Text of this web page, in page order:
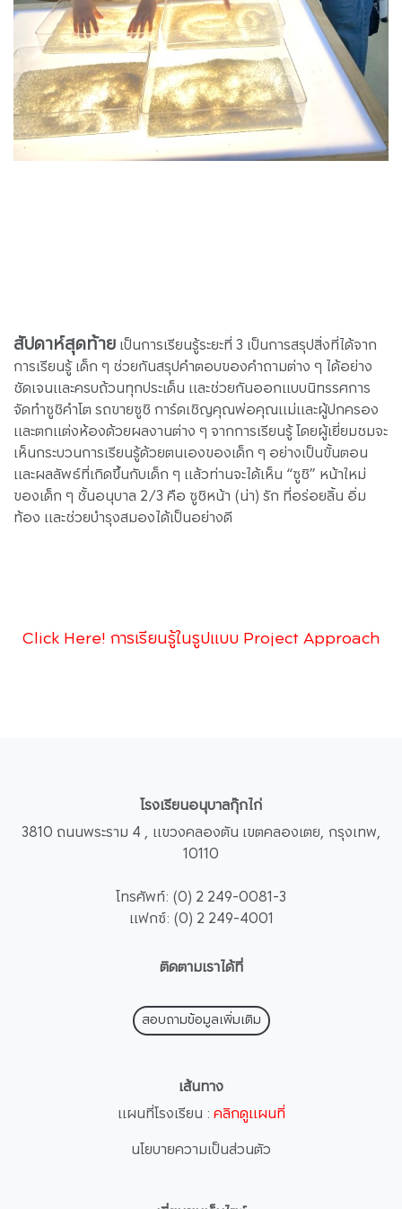
สัปดาห์สุดท้ายเป็นการเรียนรู้ระยะที่ 3 เป็นการสรุปสิ่งที่ได้จาก
การเรียนรู้ เด็ก ๆ ช่วยกันสรุปคำตอบของคำถามต่าง ๆ ได้อย่าง
ชัดเจนและครบถ้วนทุกประเด็น และช่วยกันออกแบบนิทรรศการ
จัดทำซูชิคำโต รถขายซูชิ การ์ดเชิญคุณพ่อคุณแม่และผู้ปกครอง
และตกแต่งห้องด้วยผลงานต่าง ๆ จากการเรียนรู้ โดยผู้เยี่ยมชมจะ
เห็นกระบวนการเรียนรู้ด้วยตนเองของเด็ก ๆ อย่างเป็นขั้นตอน
และผลลัพธ์ที่เกิดขึ้นกับเด็ก ๆ แล้วท่านจะได้เห็น “ซูชิ” หน้าใหม่
ของเด็ก ๆ ชั้นอนุบาล 2/3 คือ ซูชิหน้า (น่า) รัก ที่อร่อยลิ้น อิ่ม
ท้อง และช่วยบำรุงสมองได้เป็นอย่างดี
Click Here! การเรียนรู้ในรูปแบบ Project Approach
โรงเรียนอนุบาลกุ๊กไก่
3810 ถนนพระราม 4 , แขวงคลองตัน เขตคลองเตย, กรุงเทพ,
10110
โทรศัพท์: (0) 2 249-0081-3
แฟกซ์: (0) 2 249-4001
ติดตามเราได้ที่
สอบถามข้อมูลเพิ่มเติม
เส้นทาง
แผนที่โรงเรียน :คลิกดูแผนที่
นโยบายความเป็นส่วนตัว